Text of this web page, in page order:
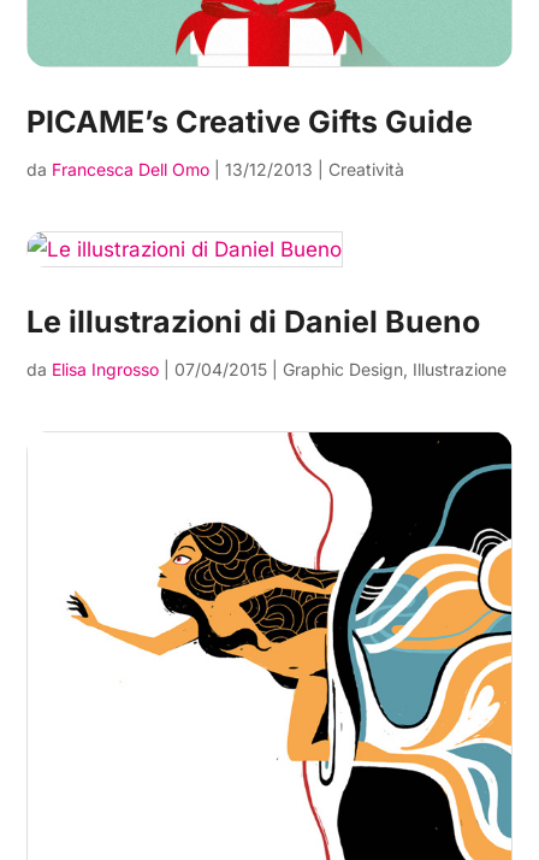
PICAME’s Creative Gifts Guide
da Francesca Dell Omo |13/12/2013 Creatività
Le illustrazioni di Daniel Bueno
da Elisa Ingrosso 07/04/2015 Graphic Design, Illustrazione